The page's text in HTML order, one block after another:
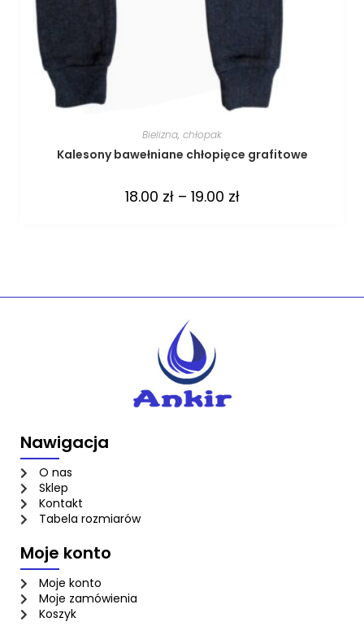
Bielizna, chłopak
Kalesony bawełniane chłopięce grafitowe
18.00 zł – 19.00 zł
Nawigacja
O nas
Sklep
Kontakt
Tabela rozmiarów
Moje konto
Moje konto
Moje zamówienia
Koszyk